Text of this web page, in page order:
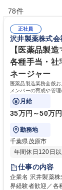
78件
正社員
沢井製薬株式会
【医薬品製
各種手当・社
ネージャー
医薬品製造業務全般
メンバーの育成や管
成・改定を推進します
月給
35万円～50万円
勤務地
千葉県茂原市
年間休日120日以
仕事の内容
企業名 沢井製薬株式会社 求人名 【医薬品製造マネ
界経験者歓迎／各種手当・社宅あり